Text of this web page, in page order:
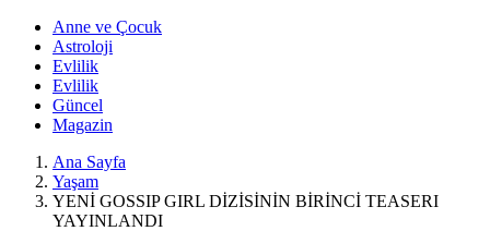
Anne ve Çocuk
Astroloji
Evlilik
Evlilik
Güncel
Magazin
Ana Sayfa
Yaşam
YENİ GOSSIP GIRL DİZİSİNİN BİRİNCİ TEASERI
YAYINLANDI